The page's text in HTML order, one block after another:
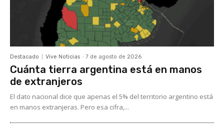
Destacado Vive Noticias - 7 de agosto de 2026
Cuánta tierra argentina está en manos
de extranjeros
El dato nacional dice que apenas el 5% del territorio argentino está
en manos extranjeras. Pero esa cifra,...